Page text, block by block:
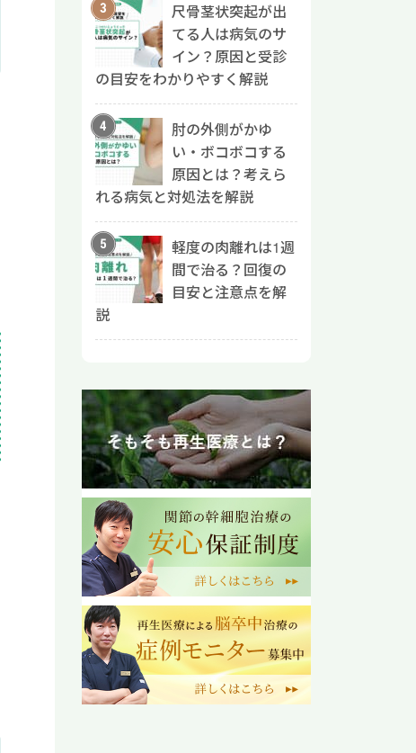
尺骨茎状突起が出
てる人は病気のサ
イン？原因と受診
の目安をわかりやすく解説
肘の外側がかゆ
い・ボコボコする
原因とは？考えら
れる病気と対処法を解説
軽度の肉離れは1週
間で治る？回復の
目安と注意点を解
説